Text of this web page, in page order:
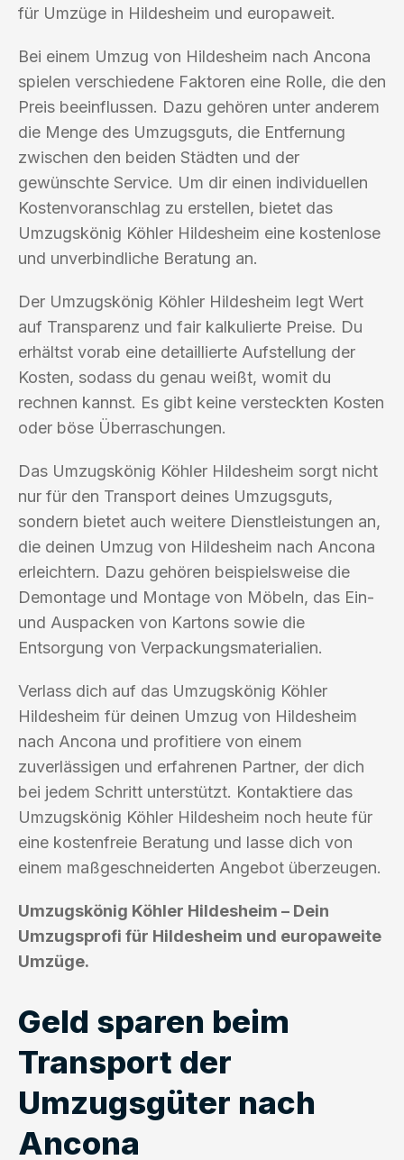
für Umzüge in Hildesheim und europaweit.
Bei einem Umzug von Hildesheim nach Ancona
spielen verschiedene Faktoren eine Rolle, die den
Preis beeinflussen. Dazu gehören unter anderem
die Menge des Umzugsguts, die Entfernung
zwischen den beiden Städten und der
gewünschte Service. Um dir einen individuellen
Kostenvoranschlag zu erstellen, bietet das
Umzugskönig Köhler Hildesheim eine kostenlose
und unverbindliche Beratung an.
Der Umzugskönig Köhler Hildesheim legt Wert
auf Transparenz und fair kalkulierte Preise. Du
erhältst vorab eine detaillierte Aufstellung der
Kosten, sodass du genau weißt, womit du
rechnen kannst. Es gibt keine versteckten Kosten
oder böse Überraschungen.
Das Umzugskönig Köhler Hildesheim sorgt nicht
nur für den Transport deines Umzugsguts,
sondern bietet auch weitere Dienstleistungen an,
die deinen Umzug von Hildesheim nach Ancona
erleichtern. Dazu gehören beispielsweise die
Demontage und Montage von Möbeln, das Ein-
und Auspacken von Kartons sowie die
Entsorgung von Verpackungsmaterialien.
Verlass dich auf das Umzugskönig Köhler
Hildesheim für deinen Umzug von Hildesheim
nach Ancona und profitiere von einem
zuverlässigen und erfahrenen Partner, der dich
bei jedem Schritt unterstützt. Kontaktiere das
Umzugskönig Köhler Hildesheim noch heute für
eine kostenfreie Beratung und lasse dich von
einem maßgeschneiderten Angebot überzeugen.
Umzugskönig Köhler Hildesheim – Dein
Umzugsprofi für Hildesheim und europaweite
Umzüge.
Geld sparen beim
Transport der
Umzugsgüter nach
Ancona